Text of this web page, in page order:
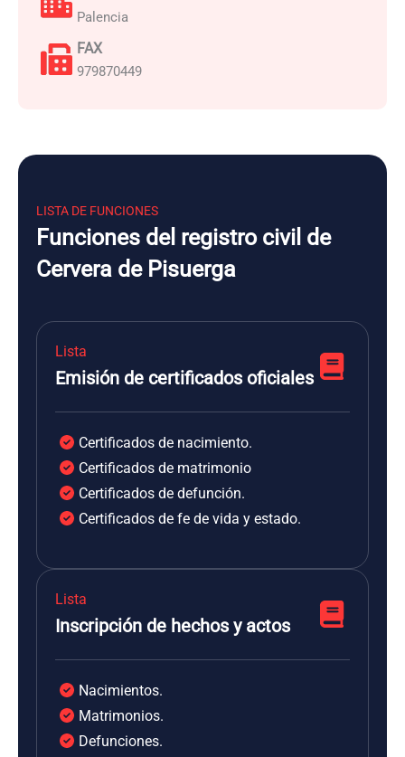
Palencia
FAX
979870449
LISTA DE FUNCIONES
Funciones del registro civil de
Cervera de Pisuerga
Lista
Emisión de certificados oficiales
Certificados de nacimiento.
Certificados de matrimonio
Certificados de defunción.
Certificados de fe de vida y estado.
Lista
Inscripción de hechos y actos
Nacimientos.
Matrimonios.
Defunciones.